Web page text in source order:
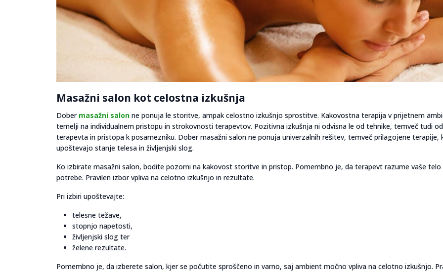
Masažni salon kot celostna izkušnja
Dober masažni salon ne ponuja le storitve, ampak celostno izkušnjo sprostitve. Kakovostna terapija v prijetnem
temelji na individualnem pristopu in strokovnosti terapevtov. Pozitivna izkušnja ni odvisna le od tehnike, temveč tudi
terapevta in pristopa k posamezniku. Dober masažni salon ne ponuja univerzalnih rešitev, temveč prilagojene terapije,
upoštevajo stanje telesa in življenjski slog.
Ko izbirate masažni salon, bodite pozorni na kakovost storitve in pristop. Pomembno je, da terapevt razume vaše telo
potrebe. Pravilen izbor vpliva na celotno izkušnjo in rezultate.
Pri izbiri upoštevajte:
telesne težave,
stopnjo napetosti,
življenjski slog ter
želene rezultate.
Pomembno je, da izberete salon, kjer se počutite sproščeno in varno, saj ambient močno vpliva na celotno izkušnjo.